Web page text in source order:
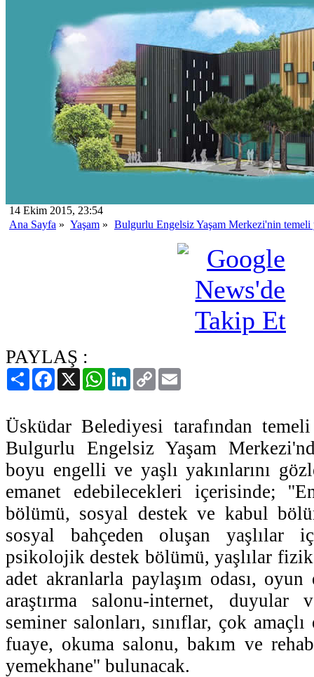
14 Ekim 2015, 23:54
Ana Sayfa » Yaşam » Bulgurlu Engelsiz Yaşam Merkezi'nin temeli
PAYLAŞ :
PaylaşFacebook
X WhatsAppLinkedIn
Copy
Link
Üsküdar Belediyesi tarafından
Bulgurlu Engelsiz Yaşam
boyu engelli ve yaşlı yakınlarını
emanet edebilecekleri içerisinde;
bölümü, sosyal destek ve kabul
sosyal bahçeden oluşan yaşlılar
psikolojik destek bölümü, yaşlılar
adet akranlarla paylaşım odası,
araştırma salonu-internet,
seminer salonları, sınıflar, çok
fuaye, okuma salonu, bakım ve
yemekhane'' bulunacak.